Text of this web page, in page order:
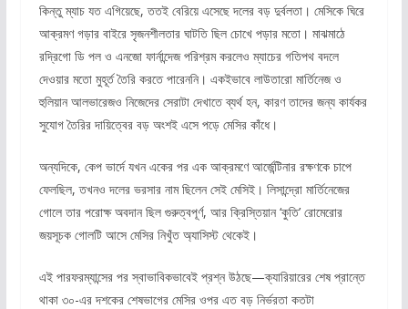
কিন্তু ম্যাচ যত এগিয়েছে, ততই বেরিয়ে এসেছে দলের বড় দুর্বলতা। মেসিকে ঘিরে
আক্রমণ গড়ার বাইরে সৃজনশীলতার ঘাটতি ছিল চোখে পড়ার মতো। মাঝমাঠে
রদ্রিগো ডি পল ও এনজো ফার্নান্দেজ পরিশ্রম করলেও ম্যাচের গতিপথ বদলে
দেওয়ার মতো মুহূর্ত তৈরি করতে পারেননি। একইভাবে লাউতারো মার্তিনেজ ও
হুলিয়ান আলভারেজও নিজেদের সেরাটা দেখাতে ব্যর্থ হন, কারণ তাদের জন্য কার্যকর
সুযোগ তৈরির দায়িত্বের বড় অংশই এসে পড়ে মেসির কাঁধে।
অন্যদিকে, কেপ ভার্দে যখন একের পর এক আক্রমণে আর্জেন্টিনার রক্ষণকে চাপে
ফেলছিল, তখনও দলের ভরসার নাম ছিলেন সেই মেসিই। লিসান্দ্রো মার্তিনেজের
গোলে তার পরোক্ষ অবদান ছিল গুরুত্বপূর্ণ, আর ক্রিস্তিয়ান ‘কুতি’ রোমেরোর
জয়সূচক গোলটি আসে মেসির নিখুঁত অ্যাসিস্ট থেকেই।
এই পারফরম্যান্সের পর স্বাভাবিকভাবেই প্রশ্ন উঠছে—ক্যারিয়ারের শেষ প্রান্তে
থাকা ৩০-এর দশকের শেষভাগের মেসির ওপর এত বড় নির্ভরতা কতটা